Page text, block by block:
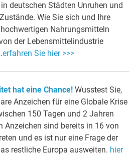
deutschen Städten Unruhen und
Wie Sie sich und Ihre
Nahrungsmitteln
der Lebensmittelindustrie
erfahren Sie hier >>>
hat eine Chance! Wusstest Sie,
Anzeichen für eine Globale Krise
150 Tagen und 2 Jahren
Anzeichen sind bereits in 16 von
und es ist nur eine Frage der
restliche Europa ausweiten. hier